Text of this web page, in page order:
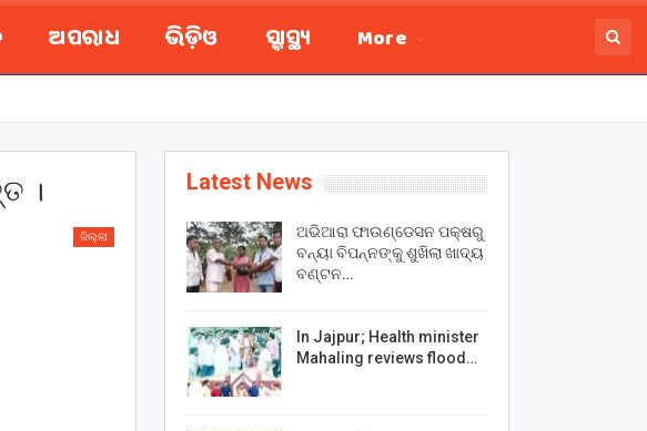
ଅପରାଧ ଭିଡ଼ିଓ ସ୍ବାସ୍ଥ୍ୟ More
।
ଜିଲ୍ଲା
Latest News
ଅଭିଆରା ଫାଉଣ୍ଡେସନ ପକ୍ଷରୁ
ବନ୍ୟା ବିପନ୍ନଙ୍କୁ ଶୁଖିଲା ଖାଦ୍ୟ
ବଣ୍ଟନ…
In Jajpur; Health minister
Mahaling reviews flood…